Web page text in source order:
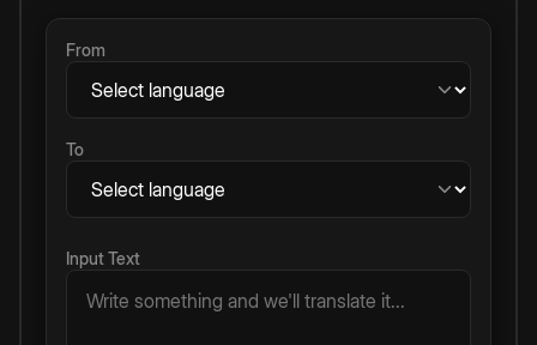
From
To
Input Text